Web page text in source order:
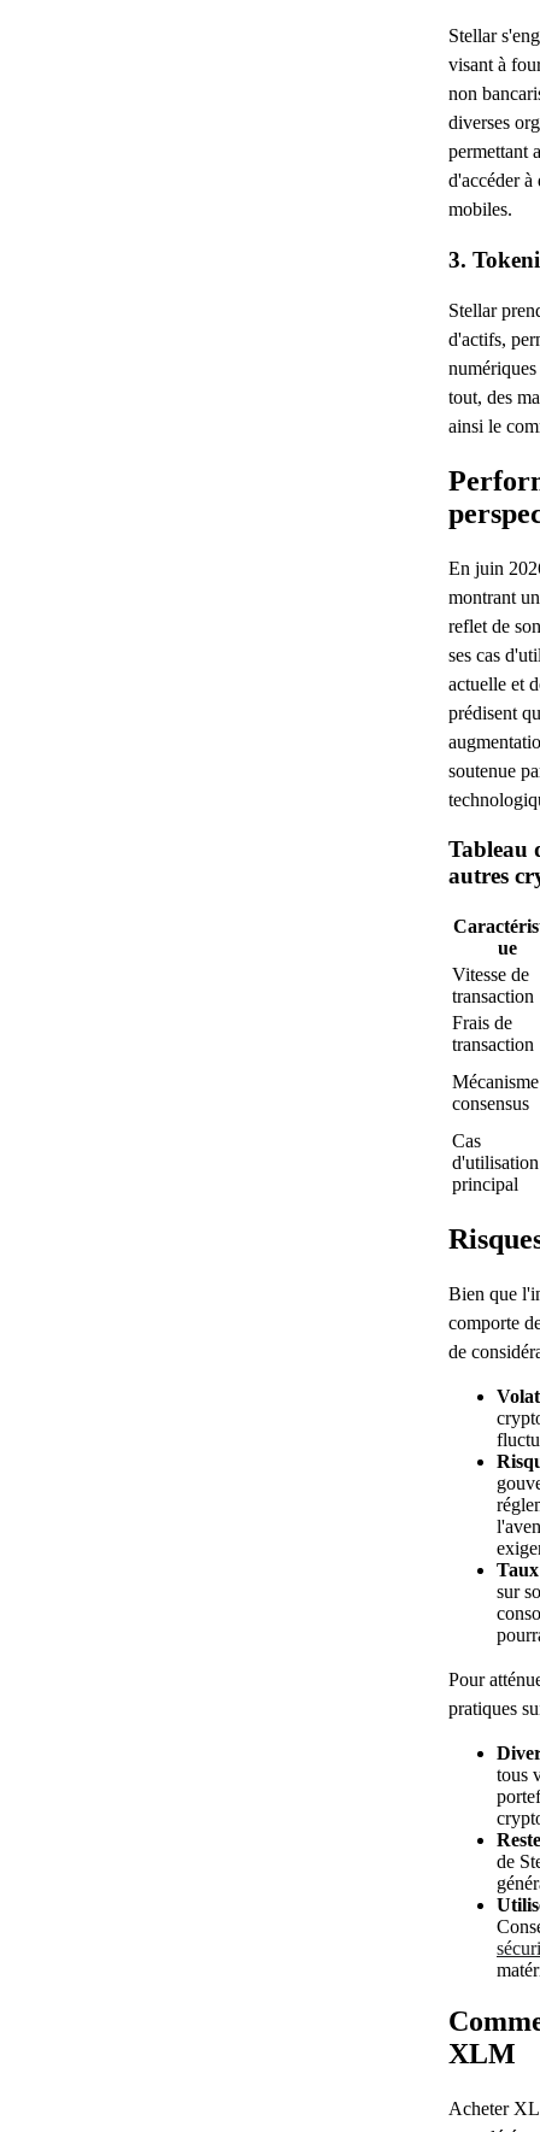
Stellar
visant à
non
diverses
permettant
d'accéder à
mobiles.
3.
Stellar
d'actifs,
tout, des
ainsi le
En juin
montrant
reflet de
ses cas
actuelle et
prédisent
soutenue
Tableau
autres
ue
Vitesse de
transaction
Frais de
transaction
consensus
Cas
d'utilisation
principal
Bien que
comporte
de
sur
Pour
pratiques
tous
de
XLM
Acheter